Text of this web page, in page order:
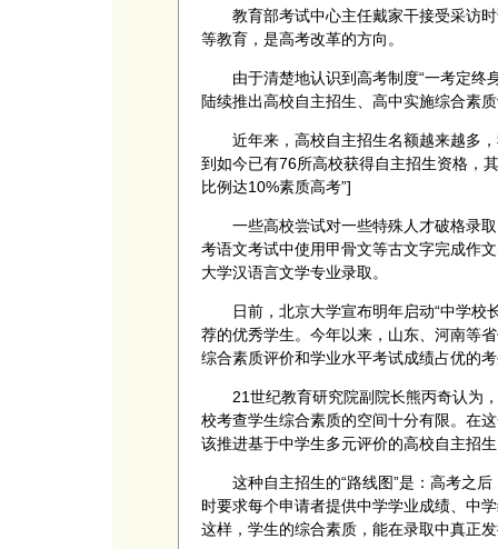
教育部考试中心主任戴家干接受采访时
等教育，是高考改革的方向。
由于清楚地认识到高考制度“一考定终
陆续推出高校自主招生、高中实施综合素
近年来，高校自主招生名额越来越多，
到如今已有76所高校获得自主招生资格，
比例达10%素质高考”]
一些高校尝试对一些特殊人才破格录取
考语文考试中使用甲骨文等古文字完成作
大学汉语言文学专业录取。
日前，北京大学宣布明年启动“中学校
荐的优秀学生。今年以来，山东、河南等
综合素质评价和学业水平考试成绩占优的
21世纪教育研究院副院长熊丙奇认为，
校考查学生综合素质的空间十分有限。在
该推进基于中学生多元评价的高校自主招
这种自主招生的“路线图”是：高考之后
时要求每个申请者提供中学学业成绩、中
这样，学生的综合素质，能在录取中真正